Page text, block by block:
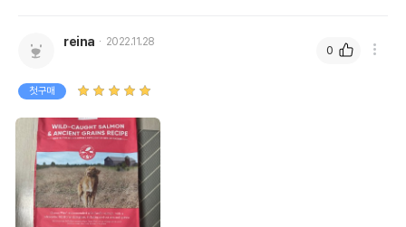
reina 2022.11.28
첫구매
0